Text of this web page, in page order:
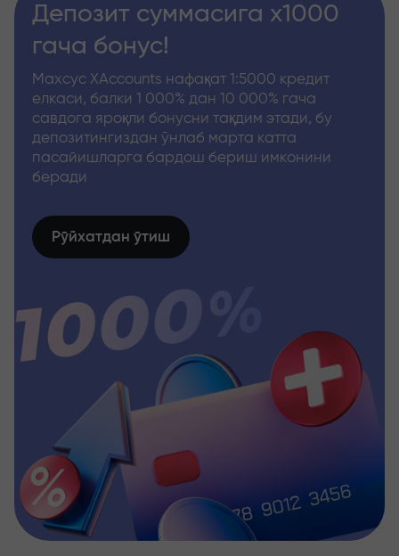
Депозит суммасига x1000
гача бонус!
Махсус XAccounts нафақат 1:5000 кредит
елкаси, балки 1 000% дан 10 000% гача
савдога яроқли бонусни тақдим этади, бу
депозитингиздан ўнлаб марта катта
пасайишларга бардош бериш имконини
беради
Рўйхатдан ўтиш